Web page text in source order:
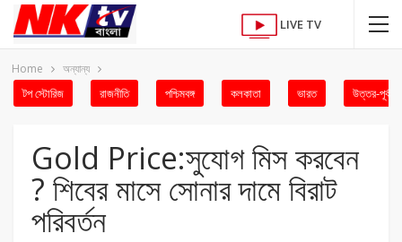
LIVE TV
Home অন্যান্য
টপ স্টোরিজ রাজনীতি পশ্চিমবঙ্গ কলকাতা ভারত উত্তর-পূর্ব
Gold Price:সুযোগ মিস করবেন
? শিবের মাসে সোনার দামে বিরাট
পরিবর্তন